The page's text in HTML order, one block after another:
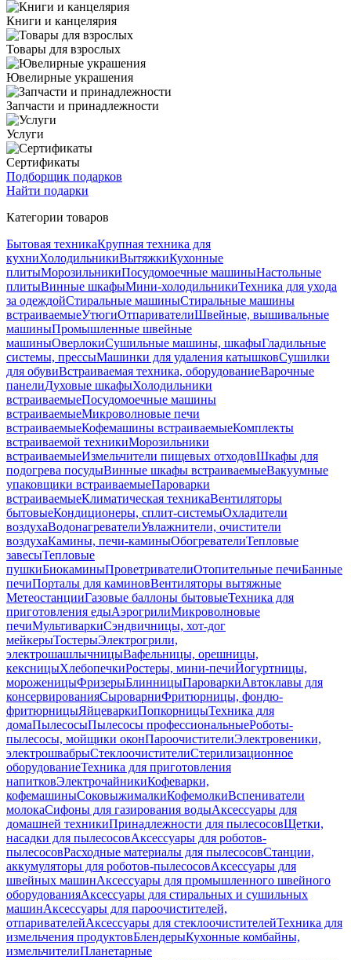
Книги и канцелярия
Товары для взрослых
Ювелирные украшения
Запчасти и принадлежности
Услуги
Сертификаты
Подборщик подарков
Найти подарки
Категории товаров
Бытовая техникаКрупная техника для
кухниХолодильникиВытяжкиКухонные
плитыМорозильникиПосудомоечные машиныНастольные
плитыВинные шкафыМини-холодильникиТехника для ухода
за одеждойСтиральные машиныСтиральные машины
встраиваемыеУтюгиОтпаривателиШвейные, вышивальные
машиныПромышленные швейные
машиныОверлокиСушильные машины, шкафыГладильные
системы, прессыМашинки для удаления катышковСушилки
для обувиВстраиваемая техника, оборудованиеВарочные
панелиДуховые шкафыХолодильники
встраиваемыеПосудомоечные машины
встраиваемыеМикроволновые печи
встраиваемыеКофемашины встраиваемыеКомплекты
встраиваемой техникиМорозильники
встраиваемыеИзмельчители пищевых отходовШкафы для
подогрева посудыВинные шкафы встраиваемыеВакуумные
упаковщики встраиваемыеПароварки
встраиваемыеКлиматическая техникаВентиляторы
бытовыеКондиционеры, сплит-системыОхладители
воздухаВодонагревателиУвлажнители, очистители
воздухаКамины, печи-каминыОбогревателиТепловые
завесыТепловые
пушкиБиокаминыПроветривателиОтопительные печиБанные
печиПорталы для каминовВентиляторы вытяжные
МетеостанцииГазовые баллоны бытовыеТехника для
приготовления едыАэрогрилиМикроволновые
печиМультиваркиСэндвичницы, хот-дог
мейкерыТостерыЭлектрогрили,
электрошашлычницыВафельницы, орешницы,
кексницыХлебопечкиРостеры, мини-печиЙогуртницы,
мороженицыФризерыБлинницыПароваркиАвтоклавы для
консервированияСыроварниФритюрницы, фондю-
фритюрницыЯйцеваркиПопкорницыТехника для
домаПылесосыПылесосы профессиональныеРоботы-
пылесосы, мойщики оконПароочистителиЭлектровеники,
электрошвабрыСтеклоочистителиСтерилизационное
оборудованиеТехника для приготовления
напитковЭлектрочайникиКофеварки,
кофемашиныСоковыжималкиКофемолкиВспениватели
молокаСифоны для газирования водыАксессуары для
домашней техникиПринадлежности для пылесосовЩетки,
насадки для пылесосовАксессуары для роботов-
пылесосовРасходные материалы для пылесосовСтанции,
аккумуляторы для роботов-пылесосовАксессуары для
швейных машинАксессуары для промышленного швейного
оборудованияАксессуары для стиральных и сушильных
машинАксессуары для пароочистителей,
отпаривателейАксессуары для стеклоочистителейТехника для
измельчения продуктовБлендерыКухонные комбайны,
измельчителиПланетарные